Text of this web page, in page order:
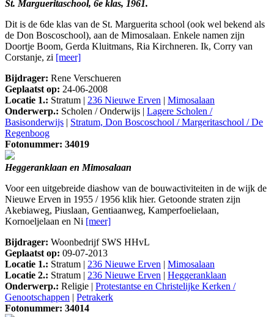
St. Margueritaschool, 6e klas, 1961.
Dit is de 6de klas van de St. Marguerita school (ook wel bekend als
de Don Boscoschool), aan de Mimosalaan. Enkele namen zijn
Doortje Boom, Gerda Kluitmans, Ria Kirchneren. Ik, Corry van
Corstanje, zi [meer]
Bijdrager: Rene Verschueren
Geplaatst op: 24-06-2008
Locatie 1.: Stratum | 236 Nieuwe Erven | Mimosalaan
Onderwerp.: Scholen / Onderwijs | Lagere Scholen /
Basisonderwijs | Stratum, Don Boscoschool / Margeritaschool / De
Regenboog
Fotonummer: 34019
Heggeranklaan en Mimosalaan
Voor een uitgebreide diashow van de bouwactiviteiten in de wijk de
Nieuwe Erven in 1955 / 1956 klik hier. Getoonde straten zijn
Akebiaweg, Piuslaan, Gentiaanweg, Kamperfoelielaan,
Kornoeljelaan en Ni [meer]
Bijdrager: Woonbedrijf SWS HHvL
Geplaatst op: 09-07-2013
Locatie 1.: Stratum | 236 Nieuwe Erven | Mimosalaan
Locatie 2.: Stratum | 236 Nieuwe Erven | Heggeranklaan
Onderwerp.: Religie | Protestantse en Christelijke Kerken /
Genootschappen | Petrakerk
Fotonummer: 34014